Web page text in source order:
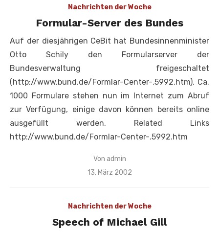
Nachrichten der Woche
Formular-Server des Bundes
Auf der diesjährigen CeBit hat Bundesinnenminister
Otto Schily den Formularserver der
Bundesverwaltung freigeschaltet
(http://www.bund.de/Formlar-Center-.5992.htm). Ca.
1000 Formulare stehen nun im Internet zum Abruf
zur Verfügung, einige davon können bereits online
ausgefüllt werden. Related Links
http://www.bund.de/Formlar-Center-.5992.htm
Von admin
Veröffentlicht
13. März 2002
Nachrichten der Woche
Speech of Michael Gill